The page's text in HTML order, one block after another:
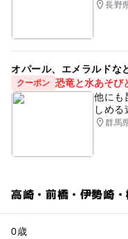
長野
オパール、エメラルドな
クーポン 恐竜と水あそび
他にも
しめ
群馬
高崎・前橋・伊勢崎
0歳